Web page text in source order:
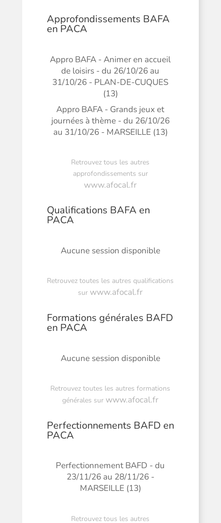
Approfondissements BAFA
en PACA
Appro BAFA - Animer en accueil
de loisirs - du 26/10/26 au
31/10/26 - PLAN-DE-CUQUES
(13)
Appro BAFA - Grands jeux et
journées à thème - du 26/10/26
au 31/10/26 - MARSEILLE (13)
Retrouvez tous les autres
approfondissements sur
www.afocal.fr
Qualifications BAFA en
PACA
Aucune session disponible
Retrouvez toutes les autres qualifications
sur www.afocal.fr
Formations générales BAFD
en PACA
Aucune session disponible
Retrouvez toutes les autres formations
générales sur www.afocal.fr
Perfectionnements BAFD en
PACA
Perfectionnement BAFD - du
23/11/26 au 28/11/26 -
MARSEILLE (13)
Retrouvez tous les autres